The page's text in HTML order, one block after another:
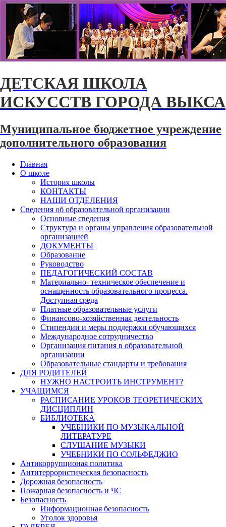
ДЕТСКАЯ ШКОЛА
ИСКУССТВ ГОРОДА ВЫКСА
Муниципальное бюджетное учреждение
дополнительного образования
Главная
О школе
История школы
КОНТАКТЫ
НАШИ ОТДЕЛЕНИЯ
Сведения об образовательной организации
Основные сведения
Структура и органы управления образовательной
организацией
ДОКУМЕНТЫ
Образование
Руководство
ПЕДАГОГИЧЕСКИЙ СОСТАВ
Материально- техническое обеспечение и
оснащенность образовательного процесса.
Доступная среда
Платные образовательные услуги
Финансово-хозяйственная деятельность
Стипендии и меры поддержки обучающихся
Международное сотрудничество
Организация питания в образовательной
организации
Образовательные стандарты и требования
ДЛЯ РОДИТЕЛЕЙ
НУЖНО НАСТРОИТЬ ИНСТРУМЕНТ?
УЧАЩИМСЯ
РАСПИСАНИЕ УРОКОВ ТЕОРЕТИЧЕСКИХ
ДИСЦИПЛИН
БИБЛИОТЕКА
УЧЕБНИКИ ПО МУЗЫКАЛЬНОЙ
ЛИТЕРАТУРЕ
СЛУШАНИЕ МУЗЫКИ
УЧЕБНИКИ ПО СОЛЬФЕДЖИО
Антикоррупционая политика
Антитеррористическая безопасность
Дорожная безопасность
Пожарная безопасность и ЧС
Безопасность
Информационная безопасность
Уголок здоровья